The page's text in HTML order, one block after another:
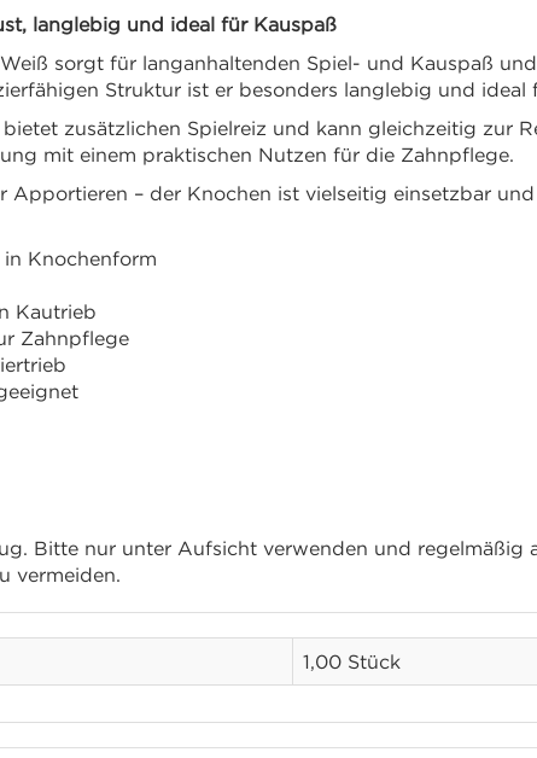
langlebig und ideal für Kauspaß
sorgt für langanhaltenden Spiel- und Kauspaß
Struktur ist er besonders langlebig und ideal
zusätzlichen Spielreiz und kann gleichzeitig zur
mit einem praktischen Nutzen für die Zahnpflege.
Apportieren – der Knochen ist vielseitig einsetzbar
in Knochenform
Kautrieb
Zahnpflege
Bitte nur unter Aufsicht verwenden und
vermeiden.
1,00 Stück